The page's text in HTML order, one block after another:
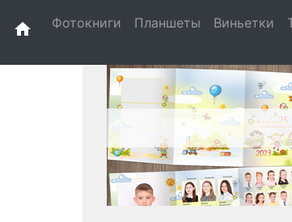
home Фотокниги Планшеты Виньетки